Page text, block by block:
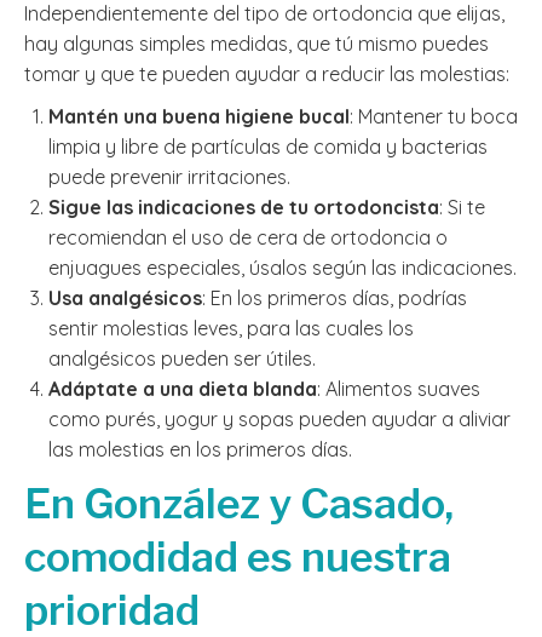
Independientemente del tipo de ortodoncia que elijas,
hay algunas simples medidas, que tú mismo puedes
tomar y que te pueden ayudar a reducir las molestias:
Mantén una buena higiene bucal: Mantener tu boca
limpia y libre de partículas de comida y bacterias
puede prevenir irritaciones.
Sigue las indicaciones de tu ortodoncista: Si te
recomiendan el uso de cera de ortodoncia o
enjuagues especiales, úsalos según las indicaciones.
Usa analgésicos: En los primeros días, podrías
sentir molestias leves, para las cuales los
analgésicos pueden ser útiles.
Adáptate a una dieta blanda: Alimentos suaves
como purés, yogur y sopas pueden ayudar a aliviar
las molestias en los primeros días.
En González y Casado,
comodidad es nuestra
prioridad